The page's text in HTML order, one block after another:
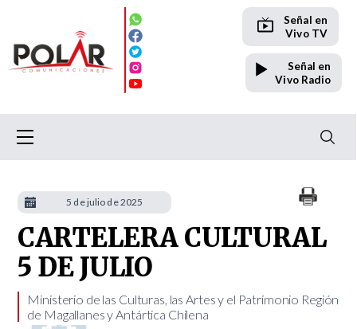
Señal en
Vivo TV
Señal en
Vivo Radio
CARTELERA CULTURAL
5 DE JULIO
​Ministerio de las Culturas, las Artes y el Patrimonio Región
de Magallanes y Antártica Chilena
5 de julio de 2025